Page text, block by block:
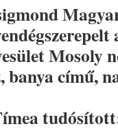
Mosoly
című,